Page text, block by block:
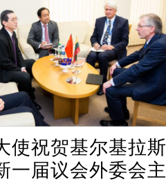
祝贺基尔基拉斯
一届议会外委会